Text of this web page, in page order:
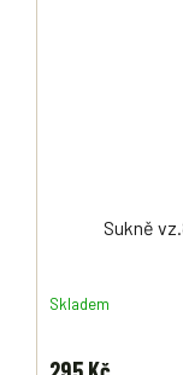
Sukně
Skladem